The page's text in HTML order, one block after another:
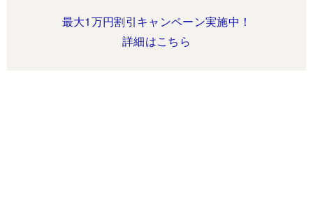
最大1万円割引キャンペーン実施中！
詳細はこちら